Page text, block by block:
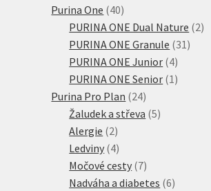
produkty
Purina One 4040
produktů
PURINA ONE Dual Nature 22
PURINA ONE Granule 31 31
PURINA ONE Junior 44
produkty
PURINA ONE Senior 1 1
Purina Pro Plan 2424
produktů
Žaludek a střeva 55
Alergie 22
produkty
Ledviny 44
produkty
Močové cesty 77
produktů
Nadváha a diabetes 66